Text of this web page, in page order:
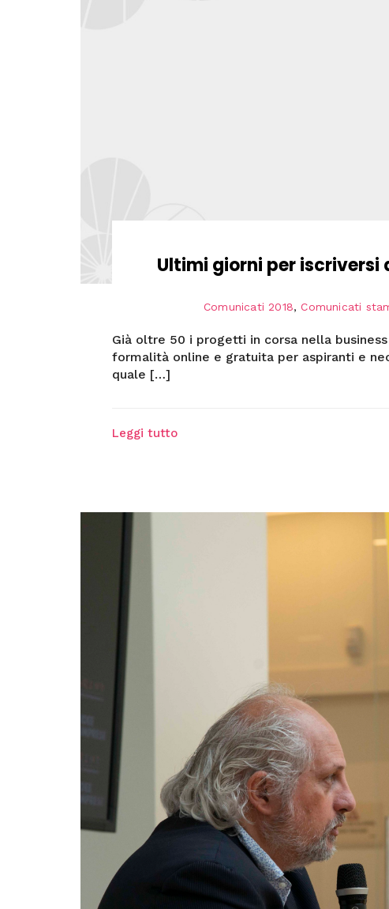
Ultimi giorni per iscriversi
Comunicati 2018,Comunicati
Già oltre 50 i progetti in corsa nella
formalità online e gratuita per aspiranti e
quale […]
Leggi tutto